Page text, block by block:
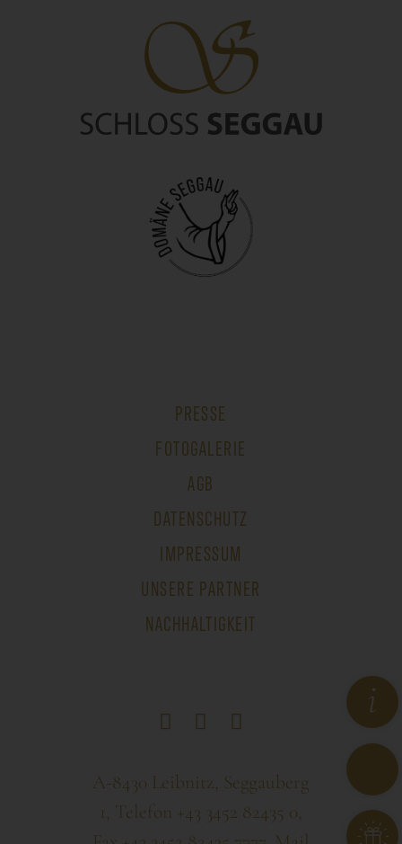
PRESSE
FOTOGALERIE
AGB
DATENSCHUTZ
IMPRESSUM
UNSERE PARTNER
NACHHALTIGKEIT
A-8430 Leibnitz, Seggauberg
1, Telefon +43 3452 82435 0,